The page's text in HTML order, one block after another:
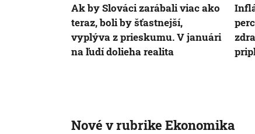
Ak by Slováci zarábali viac ako
teraz, boli by šťastnejší,
vyplýva z prieskumu. V januári
na ľudí dolieha realita
Nové v rubrike Ekonomika